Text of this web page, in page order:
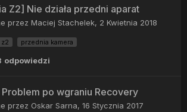
Z2] Nie działa przedni aparat
przez Maciej Stachelek, 2 Kwietnia 2018
przednia kamera
odpowiedzi
po wgraniu Recovery
przez Oskar Sarna, 16 Stycznia 2017